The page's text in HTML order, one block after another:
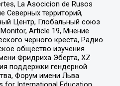
La Asocicion de Rusos
Северных территорий,
Центр, Глобальный союз
Article 19, Мнение
черного креста, Радио
общество изучения
Фридриха Эберта, XZ
поддержки гендерной
Форум имени Льва